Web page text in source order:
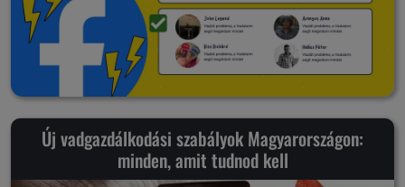
Új vadgazdálkodási szabályok Magyarországon:
minden, amit tudnod kell